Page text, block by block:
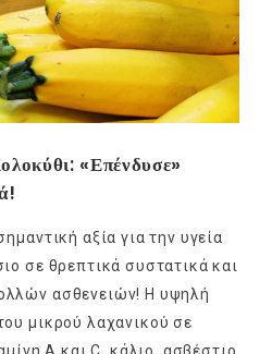
«Επένδυσε»
αξία για την υγεία
σε θρεπτικά συστατικά και
ασθενειών! Η υψηλή
μικρού λαχανικού σε